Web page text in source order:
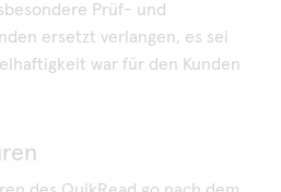
Prüf- und
ersetzt verlangen, es sei
war für den Kunden